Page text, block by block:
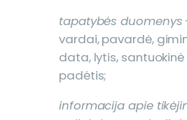
tapatybės duomenys
vardai, pavardė,
data, lytis, santuokinė
padėtis;
informacija apie